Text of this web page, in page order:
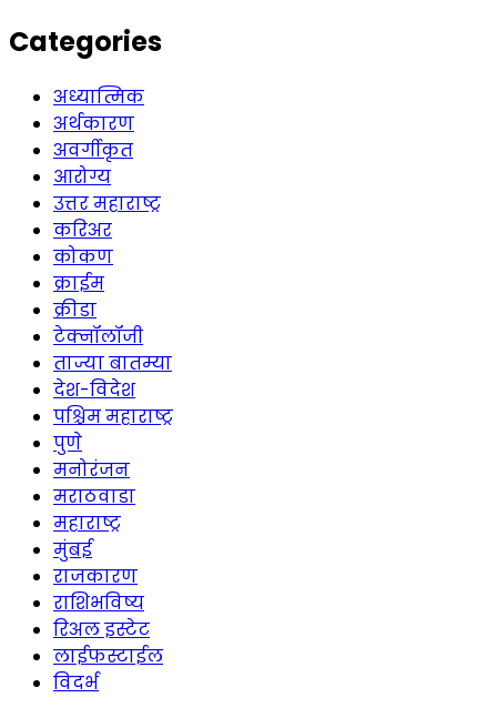
Categories
अध्यात्मिक
अर्थकारण
अवर्गीकृत
आरोग्य
उत्तर महाराष्ट्र
करिअर
कोकण
क्राईम
क्रीडा
टेक्नॉलॉजी
ताज्या बातम्या
देश-विदेश
पश्चिम महाराष्ट्र
पुणे
मनोरंजन
मराठवाडा
महाराष्ट्र
मुंबई
राजकारण
राशिभविष्य
रिअल इस्टेट
लाईफस्टाईल
विदर्भ